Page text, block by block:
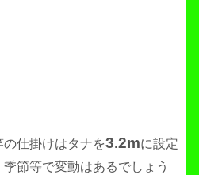
仕掛けはタナを3.2mに設定
節等で変動はあるでしょう